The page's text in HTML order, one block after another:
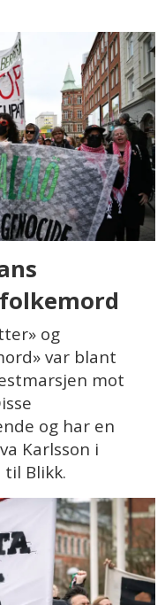
og
var blant
mot
og har en
Karlsson i
Blikk.